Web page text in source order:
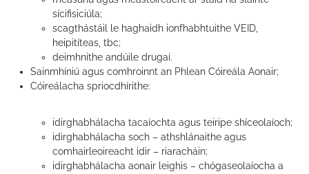
sícifisiciúla;
scagthástáil le haghaidh ionfhabhtuithe VEID,
heipitíteas, tbc;
deimhnithe andúile drugaí.
Sainmhíniú agus comhroinnt an Phlean Cóireála Aonair;
Cóireálacha spriocdhírithe:
idirghabhálacha tacaíochta agus teiripe shíceolaíoch;
idirghabhálacha soch – athshlánaithe agus
comhairleoireacht idir – riaracháin;
idirghabhálacha aonair leighis – chógaseolaíocha a